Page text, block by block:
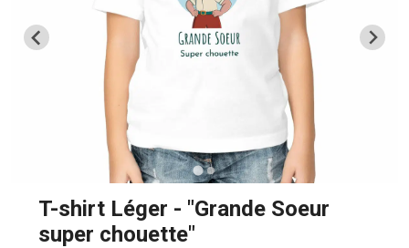
T-shirt Léger - "Grande Soeur
super chouette"